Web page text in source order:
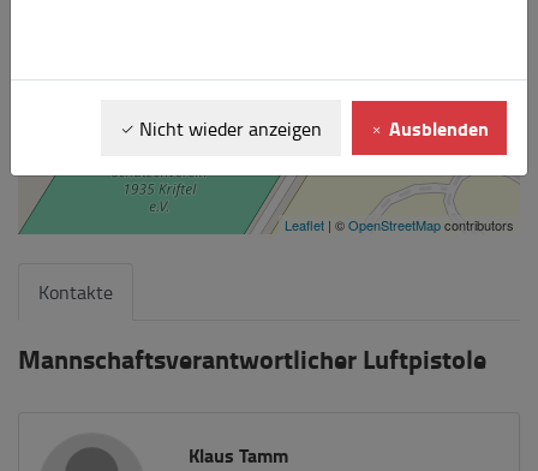
Leaflet | ©OpenStreetMapcontributors
Kontakte
Mannschaftsverantwortlicher Luftpistole
Klaus Tamm
Nicht wieder anzeigen Ausblenden